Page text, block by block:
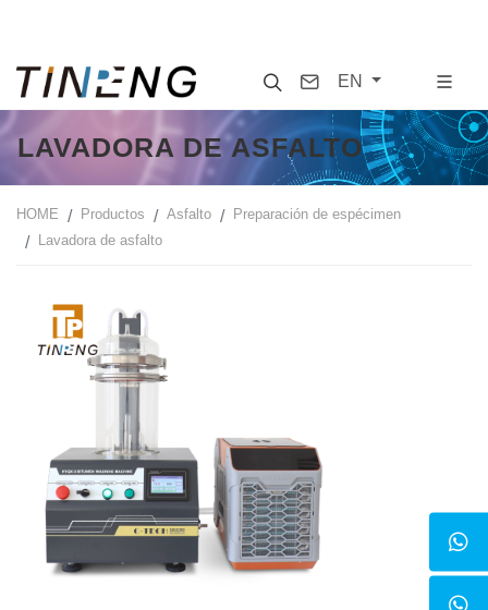
SearchContact
EN
LAVADORA DE ASFALTO
HOME Productos Asfalto
Preparación de espécimen
Lavadora de asfalto